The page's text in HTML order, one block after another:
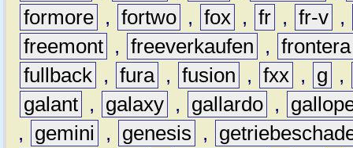
formore , fortwo , fox , fr , fr-v ,
freemont , freeverkaufen , frontera
fullback , fura , fusion , fxx , g
,
galant , galaxy , gallardo ,
,
gemini , genesis ,